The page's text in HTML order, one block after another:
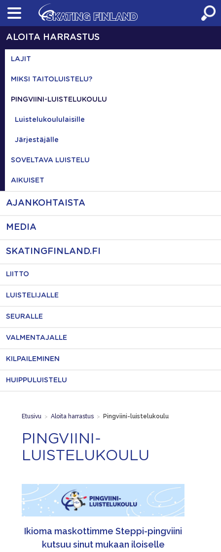
Skip
content
ALOITA HARRASTUS
LAJIT
MIKSI TAITOLUISTELU?
PINGVIINI-LUISTELUKOULU
Luistelukoululaisille
Järjestäjälle
SOVELTAVA LUISTELU
AIKUISET
AJANKOHTAISTA
MEDIA
SKATINGFINLAND.FI
LIITTO
LUISTELIJALLE
SEURALLE
VALMENTAJALLE
KILPAILEMINEN
HUIPPULUISTELU
Etusivu > Aloita harrastus > Pingviini-luistelukoulu
PINGVIINI-
LUISTELUKOULU
Ikioma maskottimme Steppi-pingviini
kutsuu sinut mukaan iloiselle